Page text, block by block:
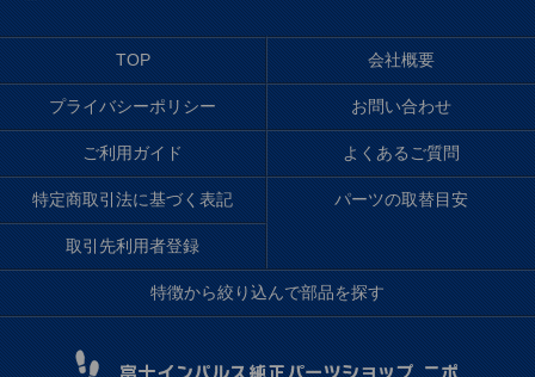
TOP 会社概要
プライバシーポリシー お問い合わせ
ご利用ガイド よくあるご質問
特定商取引法に基づく表記 パーツの取替目安
取引先利用者登録
特徴から絞り込んで部品を探す